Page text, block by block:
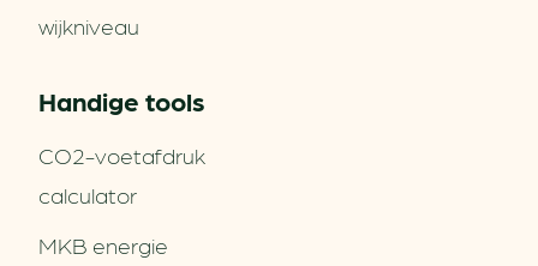
wijkniveau
Handige tools
CO2-voetafdruk
calculator
MKB energie